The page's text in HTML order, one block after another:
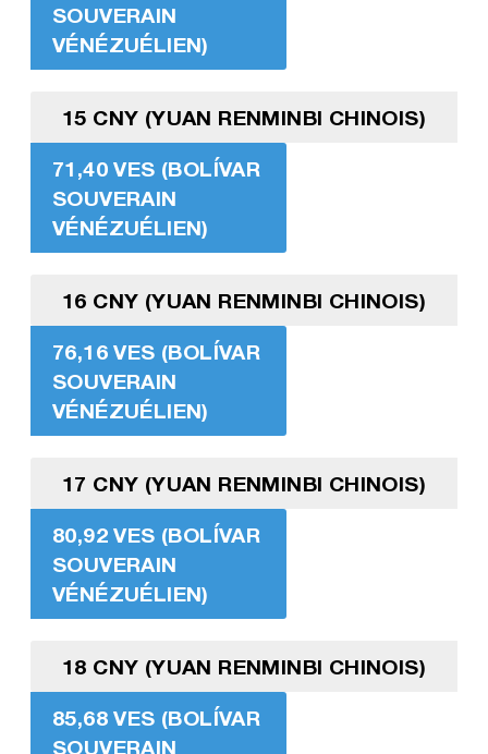
SOUVERAIN
VÉNÉZUÉLIEN)
15 CNY (YUAN RENMINBI CHINOIS)
71,40 VES (BOLÍVAR
SOUVERAIN
VÉNÉZUÉLIEN)
16 CNY (YUAN RENMINBI CHINOIS)
76,16 VES (BOLÍVAR
SOUVERAIN
VÉNÉZUÉLIEN)
17 CNY (YUAN RENMINBI CHINOIS)
80,92 VES (BOLÍVAR
SOUVERAIN
VÉNÉZUÉLIEN)
18 CNY (YUAN RENMINBI CHINOIS)
85,68 VES (BOLÍVAR
SOUVERAIN